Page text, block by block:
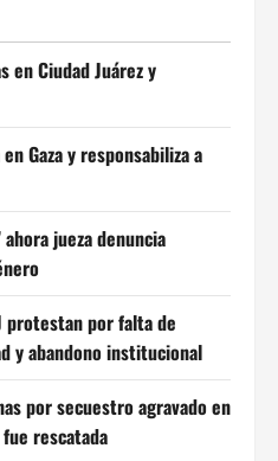
en Ciudad Juárez y
Gaza y responsabiliza a
ahora jueza denuncia
protestan por falta de
y abandono institucional
por secuestro agravado en
rescatada